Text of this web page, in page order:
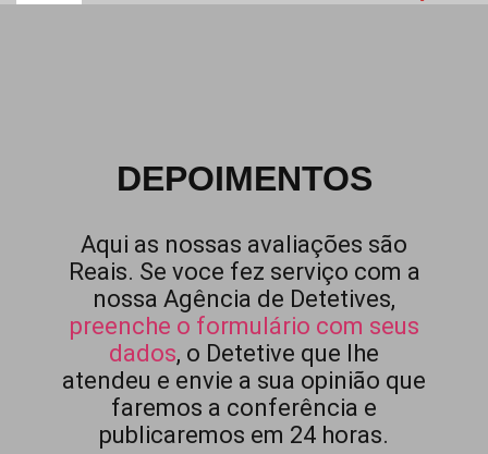
DEPOIMENTOS
Aqui as nossas avaliações são
Reais. Se voce fez serviço com a
nossa Agência de Detetives,
preenche o formulário com seus
dados, o Detetive que lhe
atendeu e envie a sua opinião que
faremos a conferência e
publicaremos em 24 horas.